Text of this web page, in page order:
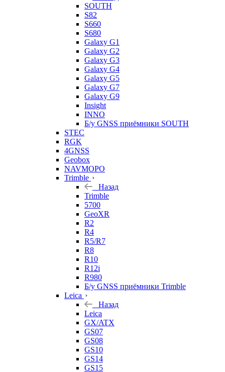
SOUTH
S82
S660
S680
Galaxy G1
Galaxy G2
Galaxy G3
Galaxy G4
Galaxy G5
Galaxy G7
Galaxy G9
Insight
INNO
Б/у GNSS приёмники SOUTH
STEC
RGK
4GNSS
Geobox
NAVMOPO
Trimble
Назад
Trimble
5700
GeoXR
R2
R4
R5/R7
R8
R10
R12i
R980
Б/у GNSS приёмники Trimble
Leica
Назад
Leica
GX/ATX
GS07
GS08
GS10
GS14
GS15